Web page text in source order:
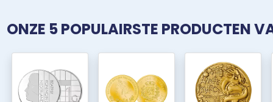
ONZE 5 POPULAIRSTE PRODUCTEN